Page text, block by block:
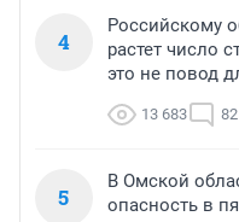
4
Российскому
растет число
это не повод
13 683 82
5
В Омской
опасность в